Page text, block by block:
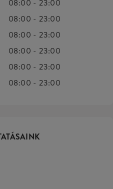
08:00 -23:00
08:00 -23:00
08:00 -23:00
08:00 -23:00
08:00 -23:00
08:00 -23:00